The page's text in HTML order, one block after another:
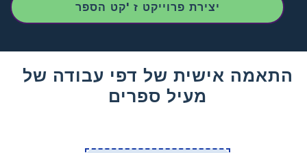
יצירת פרוייקט ז 'קט הספר
התאמה אישית של דפי עבודה של
מעיל ספרים